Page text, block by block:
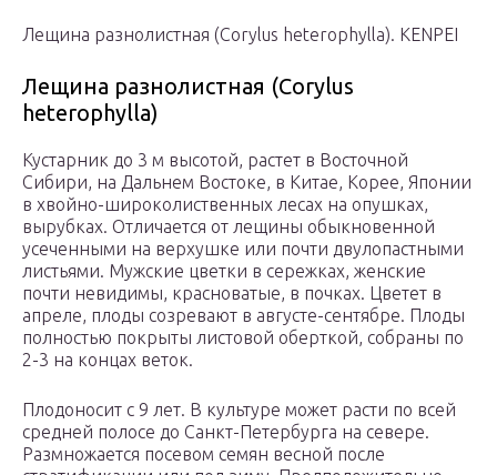
Лещина разнолистная (Corylus heterophylla). KENPEI
Лещина разнолистная (Corylus
heterophylla)
Кустарник до 3 м высотой, растет в Восточной
Сибири, на Дальнем Востоке, в Китае, Корее, Японии
в хвойно-широколиственных лесах на опушках,
вырубках. Отличается от лещины обыкновенной
усеченными на верхушке или почти двулопастными
листьями. Мужские цветки в сережках, женские
почти невидимы, красноватые, в почках. Цветет в
апреле, плоды созревают в августе-сентябре. Плоды
полностью покрыты листовой оберткой, собраны по
2-3 на концах веток.
Плодоносит с 9 лет. В культуре может расти по всей
средней полосе до Санкт-Петербурга на севере.
Размножается посевом семян весной после